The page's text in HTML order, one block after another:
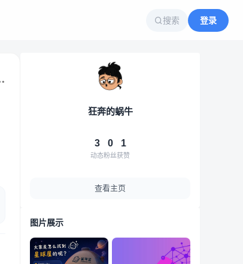
搜索 登录
狂奔的蜗牛
3
动态
0
粉丝
1
获赞
查看主页
图片展示